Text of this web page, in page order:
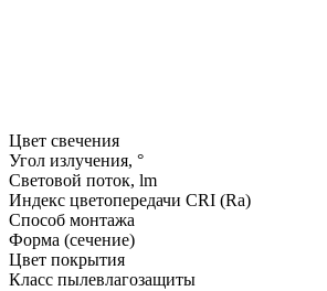
Цвет свечения
Угол излучения, °
Световой поток, lm
Индекс цветопередачи CRI (Ra)
Способ монтажа
Форма (сечение)
Цвет покрытия
Класс пылевлагозащиты